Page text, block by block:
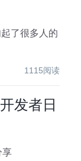
1115阅读
发者日